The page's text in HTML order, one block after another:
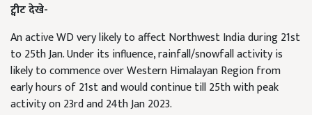
ट्वीट देखे-
An active WD very likely to affect Northwest India during 21st
to 25th Jan. Under its influence, rainfall/snowfall activity is
likely to commence over Western Himalayan Region from
early hours of 21st and would continue till 25th with peak
activity on 23rd and 24th Jan 2023.